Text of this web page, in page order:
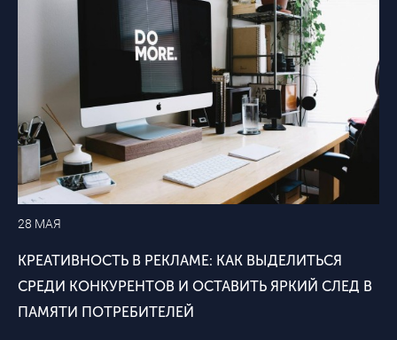
28 МАЯ
КРЕАТИВНОСТЬ В РЕКЛАМЕ: КАК ВЫДЕЛИТЬСЯ
СРЕДИ КОНКУРЕНТОВ И ОСТАВИТЬ ЯРКИЙ СЛЕД В
ПАМЯТИ ПОТРЕБИТЕЛЕЙ